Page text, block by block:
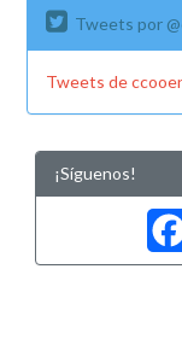
Tweets por
Tweets de
¡Síguenos!